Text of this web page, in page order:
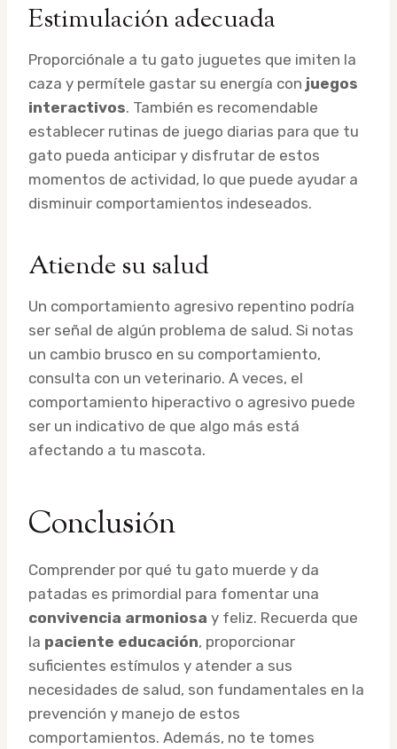
Estimulación adecuada
Proporciónale a tu gato juguetes que imiten la
caza y permítele gastar su energía con juegos
interactivos. También es recomendable
establecer rutinas de juego diarias para que tu
gato pueda anticipar y disfrutar de estos
momentos de actividad, lo que puede ayudar a
disminuir comportamientos indeseados.
Atiende su salud
Un comportamiento agresivo repentino podría
ser señal de algún problema de salud. Si notas
un cambio brusco en su comportamiento,
consulta con un veterinario. A veces, el
comportamiento hiperactivo o agresivo puede
ser un indicativo de que algo más está
afectando a tu mascota.
Conclusión
Comprender por qué tu gato muerde y da
patadas es primordial para fomentar una
convivencia armoniosa y feliz. Recuerda que
la paciente educación, proporcionar
suficientes estímulos y atender a sus
necesidades de salud, son fundamentales en la
prevención y manejo de estos
comportamientos. Además, no te tomes